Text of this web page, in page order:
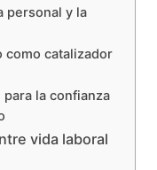
personal y la
como catalizador
la confianza
vida laboral